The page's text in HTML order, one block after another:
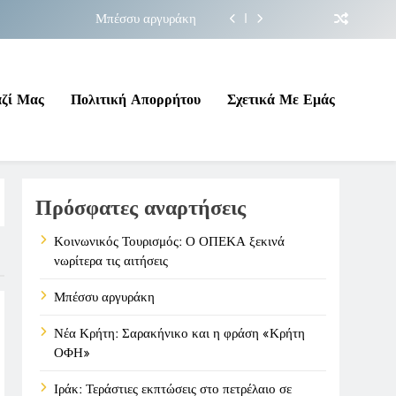
Μπέσσυ αργυράκη
επικίνδυνη γεωπολιτική συγκυρία
Μπέσσυ αργυράκη
και η φράση «Κρήτη ΟΦΗ»
επικίνδυνη γεωπολιτική συγκυρία
Μας Πολιτική Απορρήτου Σχετικά Με Εμάς
Πρόσφατες αναρτήσεις
Κοινωνικός Τουρισμός: Ο ΟΠΕΚΑ ξεκινά
νωρίτερα τις αιτήσεις
Μπέσσυ αργυράκη
Νέα Κρήτη: Σαρακήνικο και η φράση «Κρήτη
ΟΦΗ»
Ιράκ: Τεράστιες εκπτώσεις στο πετρέλαιο σε